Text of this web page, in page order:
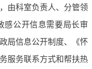
由科室负责人、分管领
感公开信息需要局长审
局信息公开制度、《怀
服务联系方式和帮扶热